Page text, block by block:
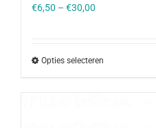
€6,50 – €30,00
Opties selecteren